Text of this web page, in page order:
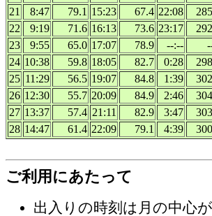
21
8:47 79.1 15:23 67.4 22:08
22
9:19 71.6 16:13 73.6 23:17
23
9:55 65.0 17:07 78.9 --:--
24 10:38 59.8 18:05 82.7 0:28
25 11:29 56.5 19:07 84.8 1:39
26 12:30 55.7 20:09 84.9 2:46
27 13:37 57.4 21:11 82.9 3:47
28 14:47 61.4 22:09 79.1 4:39
ご利用にあたって
出入りの時刻は月の中心